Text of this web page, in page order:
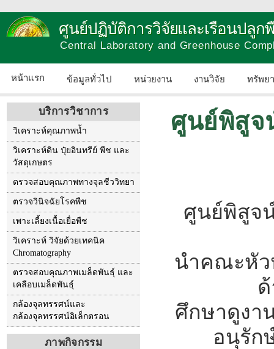
ศูนย์ปฏิบัติการวิจัยและเรือนปลูก
Central Laboratory and Greenhouse
หน้าแรก ข้อมูลทั่วไป หน่วยงาน งานวิจัย ทรัพย
บริการวิชาการ
วิเคราะห์คุณภาพน้ำ
วิเคราะห์ดิน ปุ๋ยอินทรีย์ พืช และ
วัสดุเกษตร
ตรวจสอบคุณภาพทางจุลชีววิทยา
ตรวจวินิจฉัยโรคพืช
เพาะเลี้ยงเนื้อเยื่อพืช
วิเคราะห์ วิจัยด้วยเทคนิค
Chromatography
ตรวจสอบคุณภาพเมล็ดพันธุ์ และ
เคลือบเมล็ดพันธุ์
กล้องจุลทรรศน์และ
กล้องจุลทรรศน์อิเล็กตรอน
ภาพกิจกรรม
ศูนย์พิสูจ
ศูนย์พิสูจ
นำคณะหัว
ศึกษาดูงา
อนุรัก